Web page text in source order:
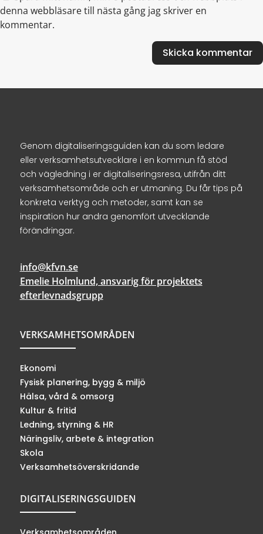
denna webbläsare till nästa gång jag skriver en
kommentar.
Genom digitaliseringsguiden kan du som ledare
eller verksamhetsutvecklare i en kommun få stöd
och vägledning i er digitaliseringsresa, utifrån ditt
verksamhetsområde och er utmaning. Du får tips på
konkreta verktyg och metoder, samt kan se
inspiration hur andra genomfört utvecklande
förändringar.
info@kfvn.se
Emelie Holmlund, ansvarig för projektets
efterlevnadsgrupp
VERKSAMHETSOMRÅDEN
Ekonomi
Fysisk planering, bygg & miljö
Hälsa, vård & omsorg
Kultur & fritid
Ledning, styrning & HR
Näringsliv, arbete & integration
Skola
Verksamhetsöverskridande
DIGITALISERINGSGUIDEN